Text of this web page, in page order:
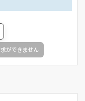
ができません